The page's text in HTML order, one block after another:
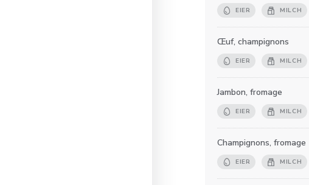
EIER MILCH
Œuf, champignons
EIER MILCH
Jambon, fromage
EIER MILCH
Champignons, fromage
EIER MILCH